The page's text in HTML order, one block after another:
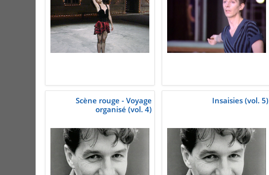
Insaisies (vol. 5)
Scène rouge - Voyage
organisé (vol. 4)